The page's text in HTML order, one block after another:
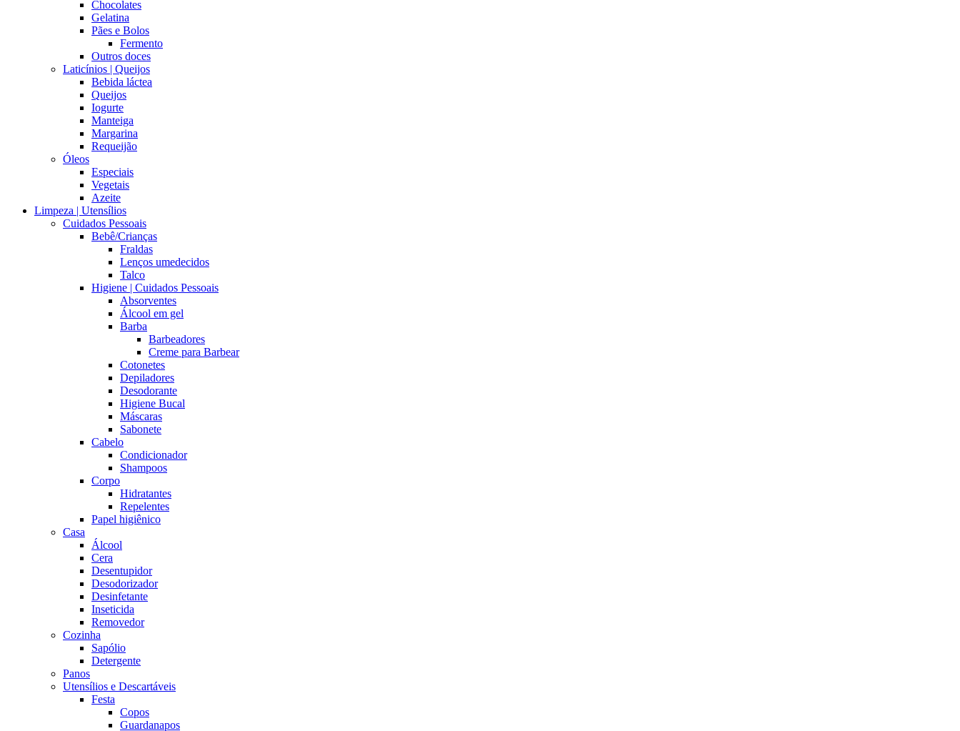
Chocolates
Gelatina
Pães e Bolos
Fermento
Outros doces
Laticínios | Queijos
Bebida láctea
Queijos
Iogurte
Manteiga
Margarina
Requeijão
Óleos
Especiais
Vegetais
Azeite
Limpeza | Utensílios
Cuidados Pessoais
Bebê/Crianças
Fraldas
Lenços umedecidos
Talco
Higiene | Cuidados Pessoais
Absorventes
Álcool em gel
Barba
Barbeadores
Creme para Barbear
Cotonetes
Depiladores
Desodorante
Higiene Bucal
Máscaras
Sabonete
Cabelo
Condicionador
Shampoos
Corpo
Hidratantes
Repelentes
Papel higiênico
Casa
Álcool
Cera
Desentupidor
Desodorizador
Desinfetante
Inseticida
Removedor
Cozinha
Sapólio
Detergente
Panos
Utensílios e Descartáveis
Festa
Copos
Guardanapos